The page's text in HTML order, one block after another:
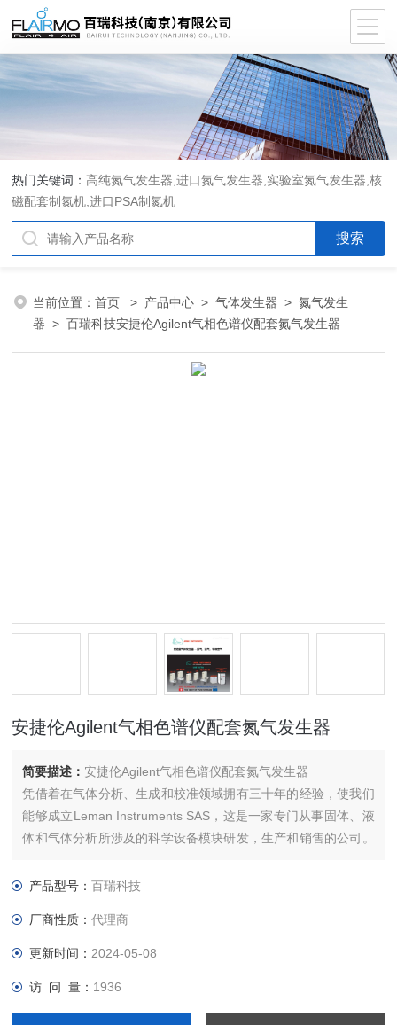
热门关键词： 高纯氮气发生器,进口氮气发生器,实验室氮气发生器,核
磁配套制氮机,进口PSA制氮机
当前位置：首页 > 产品中心 >气体发生器 >氮气发生
器 > 百瑞科技安捷伦Agilent气相色谱仪配套氮气发生器
安捷伦Agilent气相色谱仪配套氮气发生器
简要描述：安捷伦Agilent气相色谱仪配套氮气发生器
凭借着在气体分析、生成和校准领域拥有三十年的经验，使我们
能够成立Leman Instruments SAS，这是一家专门从事固体、液
体和气体分析所涉及的科学设备模块研发，生产和销售的公司。
发生器，氢气发生器，氧气发生器，零级空气发生器等。
产品型号：百瑞科技
厂商性质：代理商
更新时间： 2024-05-08
访 问 量： 1936